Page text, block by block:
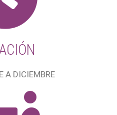
A DICIEMBRE